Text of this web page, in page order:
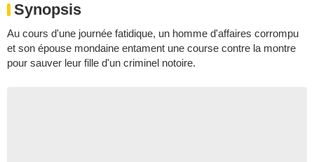
Synopsis
Au cours d'une journée fatidique, un homme d'affaires corrompu
et son épouse mondaine entament une course contre la montre
pour sauver leur fille d'un criminel notoire.